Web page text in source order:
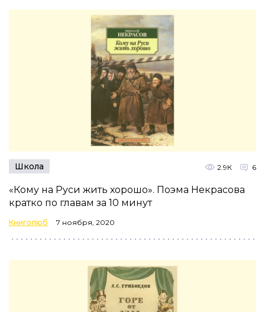
Школа 2.9К 6
«Кому на Руси жить хорошо». Поэма Некрасова
кратко по главам за 10 минут
Книголюб 7 ноября, 2020